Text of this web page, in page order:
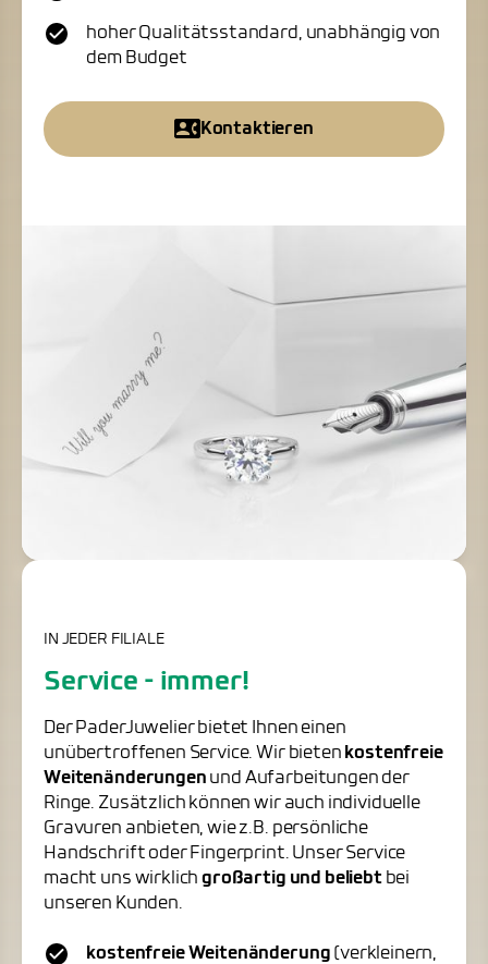
hoher Qualitätsstandard, unabhängig von
dem Budget
Kontaktieren
IN JEDER FILIALE
Service - immer!
Der PaderJuwelier bietet Ihnen einen
unübertroffenen Service. Wir bieten kostenfreie
Weitenänderungen und Aufarbeitungen der
Ringe. Zusätzlich können wir auch individuelle
Gravuren anbieten, wie z.B. persönliche
Handschrift oder Fingerprint. Unser Service
macht uns wirklichgroßartig und beliebtbei
unseren Kunden.
kostenfreie Weitenänderung (verkleinern,